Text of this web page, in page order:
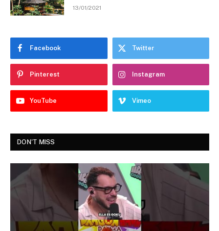
13/01/2021
Facebook Twitter
Pinterest Instagram
YouTube Vimeo
DON'T MISS